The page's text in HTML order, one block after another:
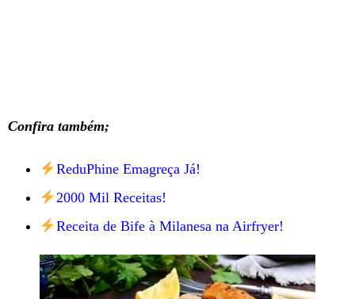
Confira também;
ReduPhine Emagreça Já!
2000 Mil Receitas!
Receita de Bife à Milanesa na Airfryer!